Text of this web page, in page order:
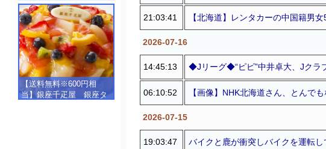
【500g（250g×2）】
【送料無料※600円相
当】銀座千疋屋 銀座タ
21:03:41 【北海道】レンタカーの中国籍
2026-07-16
14:45:13 ◆Jリーグ◆“ピピ”中井卓大、Jクラ
06:10:52 【画像】NHK北海道さん、とんで
2026-07-15
19:03:47 バイクと鹿が衝突しバイクを運転